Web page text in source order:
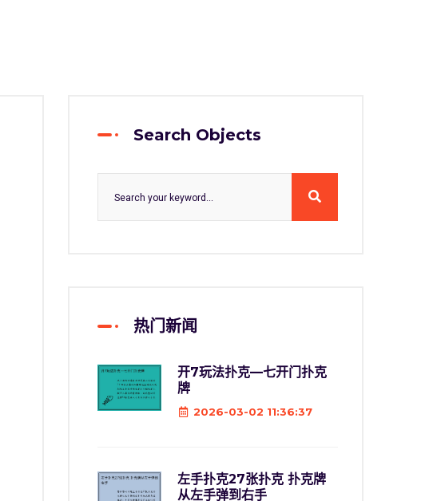
Search Objects
热门新闻
开7玩法扑克—七开门扑克
牌
2026-03-02 11:36:37
左手扑克27张扑克 扑克牌
从左手弹到右手